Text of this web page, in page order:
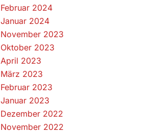
Februar 2024
Januar 2024
November 2023
Oktober 2023
April 2023
März 2023
Februar 2023
Januar 2023
Dezember 2022
November 2022